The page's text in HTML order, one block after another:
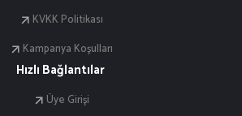
KVKK Politikası
Kampanya Koşulları
Hızlı Bağlantılar
Üye Girişi